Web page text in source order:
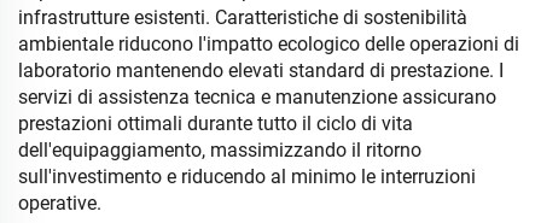
infrastrutture esistenti. Caratteristiche di sostenibilità
ambientale riducono l'impatto ecologico delle operazioni di
laboratorio mantenendo elevati standard di prestazione. I
servizi di assistenza tecnica e manutenzione assicurano
prestazioni ottimali durante tutto il ciclo di vita
dell'equipaggiamento, massimizzando il ritorno
sull'investimento e riducendo al minimo le interruzioni
operative.